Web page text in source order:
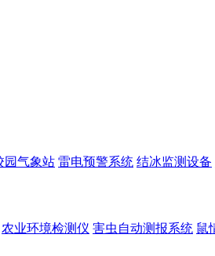
园气象站 雷电预警系统 结冰监测设备
农业环境检测仪 害虫自动测报系统 鼠